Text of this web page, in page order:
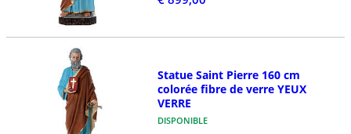
Statue Saint Pierre 160 cm
colorée fibre de verre YEUX
VERRE
DISPONIBLE